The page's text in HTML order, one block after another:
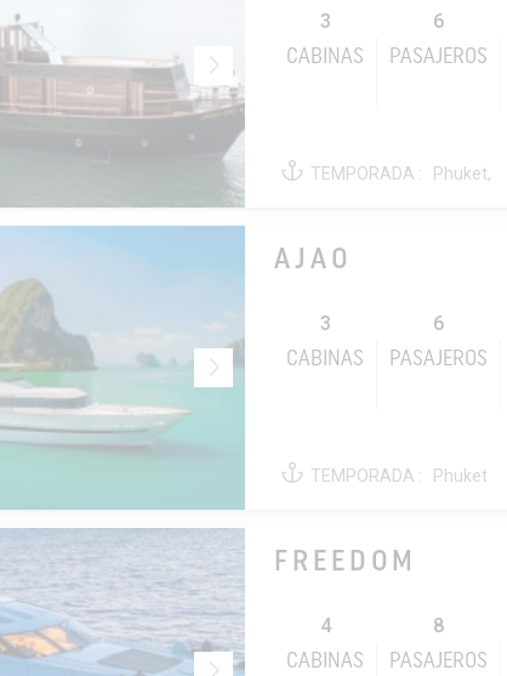
3
CABINAS
6
PASAJEROS
TEMPORADA : Phuket,
AJAO
3
CABINAS
6
PASAJEROS
TEMPORADA : Phuket
FREEDOM
4
CABINAS
8
PASAJEROS